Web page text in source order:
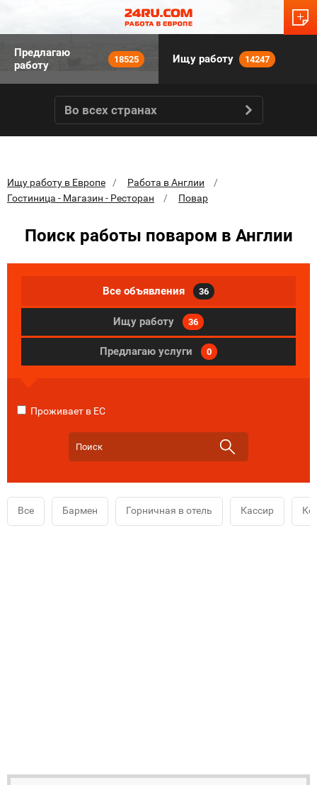
Предлагаю
работу
18525 Ищу работу 14247
Во всех странах
Ищу работу в Европе
Работа в Англии
Гостиница - Магазин - Ресторан
Повар
Поиск работы поваром в Англии
Все объявления 36
Ищу работу 36
Предлагаю услуги 0
Проживает в ЕС
Все Бармен Горничная в отель Кассир